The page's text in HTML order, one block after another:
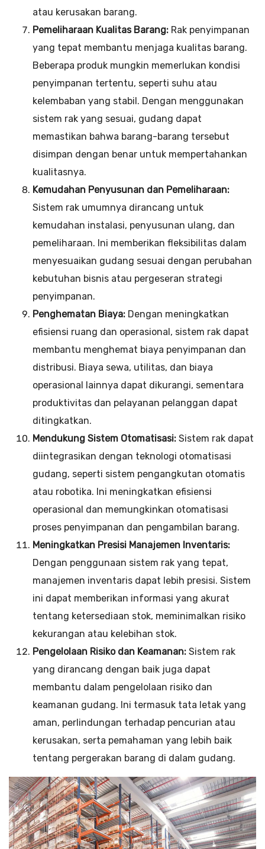
atau kerusakan barang.
Pemeliharaan Kualitas Barang: Rak penyimpanan
yang tepat membantu menjaga kualitas barang.
Beberapa produk mungkin memerlukan kondisi
penyimpanan tertentu, seperti suhu atau
kelembaban yang stabil. Dengan menggunakan
sistem rak yang sesuai, gudang dapat
memastikan bahwa barang-barang tersebut
disimpan dengan benar untuk mempertahankan
kualitasnya.
Kemudahan Penyusunan dan Pemeliharaan:
Sistem rak umumnya dirancang untuk
kemudahan instalasi, penyusunan ulang, dan
pemeliharaan. Ini memberikan fleksibilitas dalam
menyesuaikan gudang sesuai dengan perubahan
kebutuhan bisnis atau pergeseran strategi
penyimpanan.
Penghematan Biaya: Dengan meningkatkan
efisiensi ruang dan operasional, sistem rak dapat
membantu menghemat biaya penyimpanan dan
distribusi. Biaya sewa, utilitas, dan biaya
operasional lainnya dapat dikurangi, sementara
produktivitas dan pelayanan pelanggan dapat
ditingkatkan.
Mendukung Sistem Otomatisasi: Sistem rak dapat
diintegrasikan dengan teknologi otomatisasi
gudang, seperti sistem pengangkutan otomatis
atau robotika. Ini meningkatkan efisiensi
operasional dan memungkinkan otomatisasi
proses penyimpanan dan pengambilan barang.
Meningkatkan Presisi Manajemen Inventaris:
Dengan penggunaan sistem rak yang tepat,
manajemen inventaris dapat lebih presisi. Sistem
ini dapat memberikan informasi yang akurat
tentang ketersediaan stok, meminimalkan risiko
kekurangan atau kelebihan stok.
Pengelolaan Risiko dan Keamanan: Sistem rak
yang dirancang dengan baik juga dapat
membantu dalam pengelolaan risiko dan
keamanan gudang. Ini termasuk tata letak yang
aman, perlindungan terhadap pencurian atau
kerusakan, serta pemahaman yang lebih baik
tentang pergerakan barang di dalam gudang.